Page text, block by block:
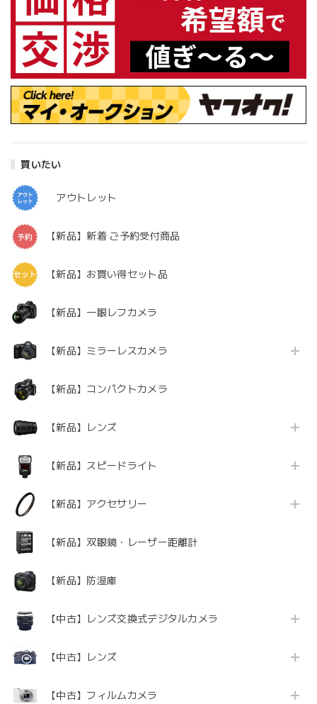
買いたい
アウトレット
【新品】新着 ご予約受付商品
【新品】お買い得セット品
【新品】一眼レフカメラ
【新品】ミラーレスカメラ
【新品】コンパクトカメラ
【新品】レンズ
【新品】スピードライト
【新品】アクセサリー
【新品】双眼鏡・レーザー距離計
【新品】防湿庫
【中古】レンズ交換式デジタルカメラ
【中古】レンズ
【中古】フィルムカメラ